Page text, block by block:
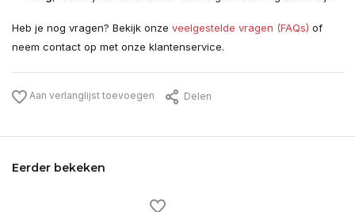
Heb je nog vragen? Bekijk onze veelgestelde vragen (FAQs) of
neem contact op met onze klantenservice.
Aan verlanglijst toevoegen Delen
Eerder bekeken